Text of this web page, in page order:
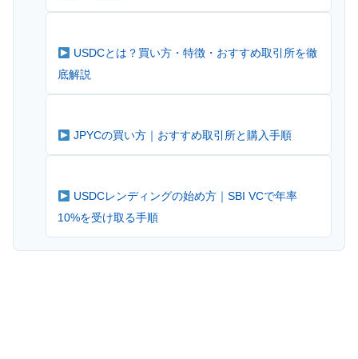
USDCとは？買い方・特徴・おすすめ取引所を徹
底解説
JPYCの買い方｜おすすめ取引所と購入手順
USDCレンディングの始め方｜SBI VCで年率
10%を受け取る手順